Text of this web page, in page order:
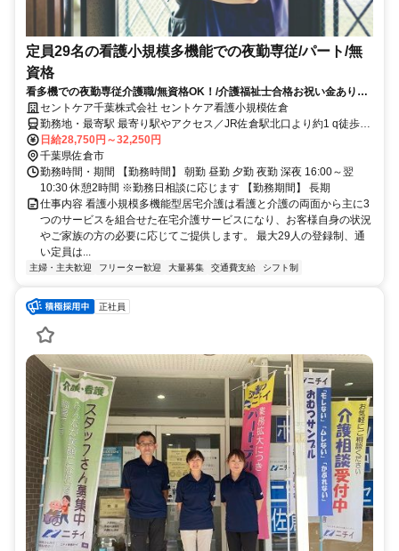
定員29名の看護小規模多機能での夜勤専従/パート/無
資格
看多機での夜勤専従介護職/無資格OK！/介護福祉士合格お祝い金あり☆
資格取得をサポートします！
セントケア千葉株式会社 セントケア看護小規模佐倉
勤務地・最寄駅 最寄り駅やアクセス／JR佐倉駅北口より約1 q徒歩13
分 夢天下ラーメンさん向い ＜マイカー通勤可/駐車場完備＞
日給28,750円～32,250円
千葉県佐倉市
勤務時間・期間 【勤務時間】 朝勤 昼勤 夕勤 夜勤 深夜 16:00～翌
10:30 休憩2時間 ※勤務日相談に応じます 【勤務期間】 長期
仕事内容 看護小規模多機能型居宅介護は看護と介護の両面から主に3
つのサービスを組合せた在宅介護サービスになり、お客様自身の状況
やご家族の方の必要に応じてご提供します。 最大29人の登録制、通
い定員は...
主婦・主夫歓迎 フリーター歓迎 大量募集 交通費支給 シフト制
正社員